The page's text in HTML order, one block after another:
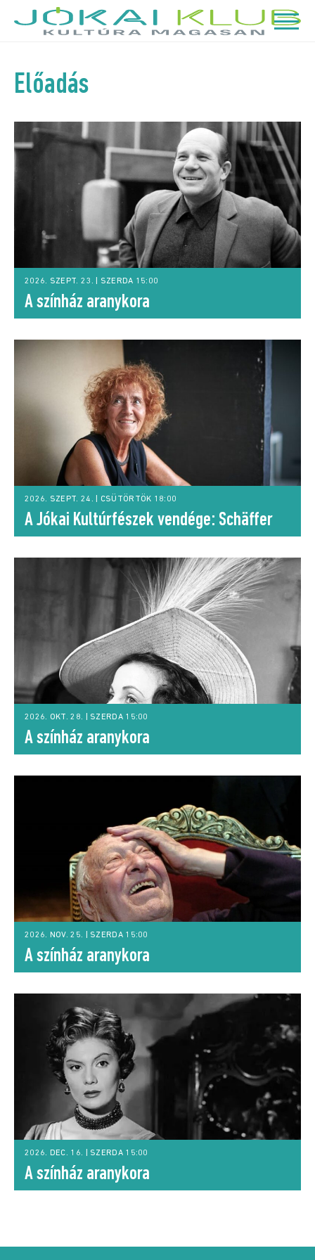
Előadás
2026. SZEPT. 23. | SZERDA 15:00
A színház aranykora
2026. SZEPT. 24. | CSÜTÖRTÖK 18:00
A Jókai Kultúrfészek vendége: Schäffer
2026. OKT. 28. | SZERDA 15:00
A színház aranykora
2026. NOV. 25. | SZERDA 15:00
A színház aranykora
2026. DEC. 16. | SZERDA 15:00
A színház aranykora